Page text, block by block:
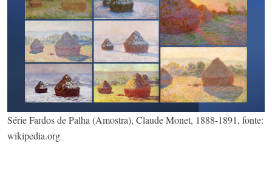
Série Fardos de Palha (Amostra), Claude Monet, 1888-1891, fonte:
wikipedia.org